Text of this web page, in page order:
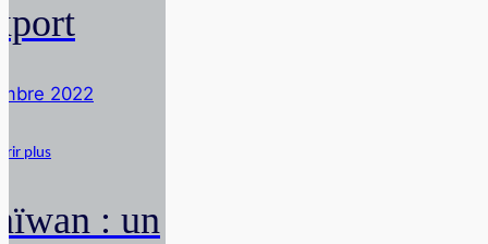
2022
plus
: un